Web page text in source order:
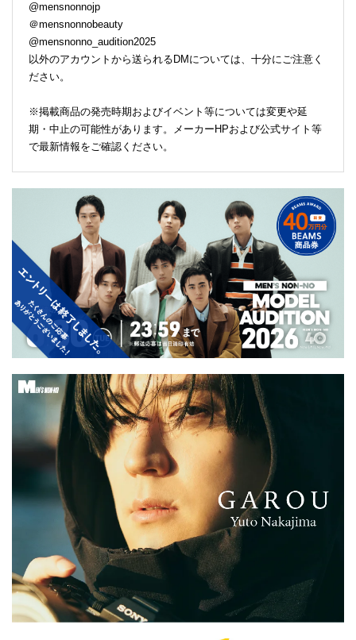
@mensnonnojp
＠mensnonnobeauty
@mensnonno_audition2025
以外のアカウントから送られるDMについては、十分にご注意く
ださい。
※掲載商品の発売時期およびイベント等については変更や延
期・中止の可能性があります。メーカーHPおよび公式サイト等
で最新情報をご確認ください。